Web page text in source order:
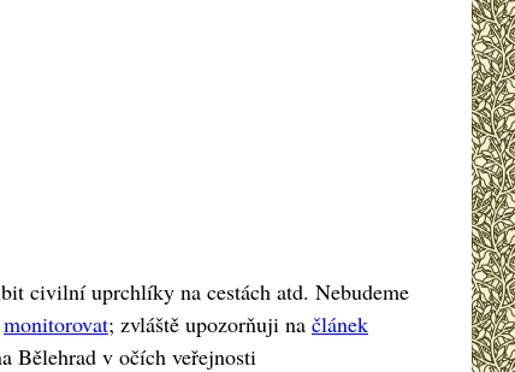
civilní uprchlíky na cestách atd. Nebudeme
monitorovat; zvláště upozorňuji na článek
Bělehrad v očích veřejnosti